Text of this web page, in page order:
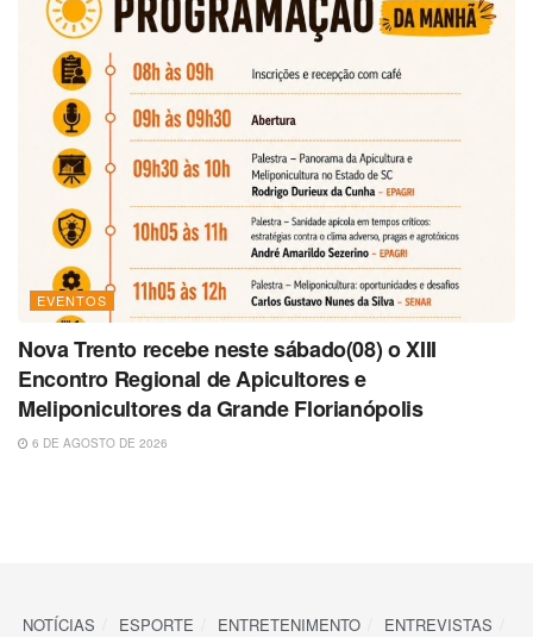
EVENTOS
Nova Trento recebe neste sábado(08) o XIII
Encontro Regional de Apicultores e
Meliponicultores da Grande Florianópolis
6 DE AGOSTO DE 2026
NOTÍCIAS ESPORTE ENTRETENIMENTO ENTREVISTAS